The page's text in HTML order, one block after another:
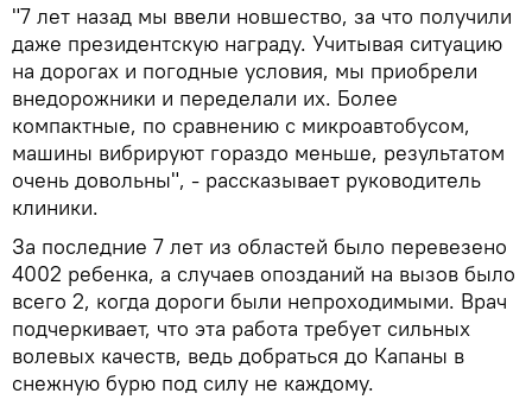
"7 лет назад мы ввели новшество, за что получили
даже президентскую награду. Учитывая ситуацию
на дорогах и погодные условия, мы приобрели
внедорожники и переделали их. Более
компактные, по сравнению с микроавтобусом,
машины вибрируют гораздо меньше, результатом
очень довольны", - рассказывает руководитель
клиники.
За последние 7 лет из областей было перевезено
4002 ребенка, а случаев опозданий на вызов было
всего 2, когда дороги были непроходимыми. Врач
подчеркивает, что эта работа требует сильных
волевых качеств, ведь добраться до Капаны в
снежную бурю под силу не каждому.